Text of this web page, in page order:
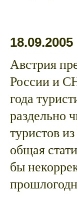
18.09.2005
Австрия
России и
года
раздельно
туристов
общая
бы